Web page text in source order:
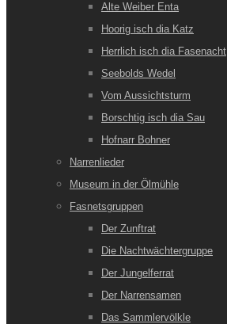
Alte Weiber Enta
Hoorig isch dia Katz
Herrlich isch dia Fasenacht
Seebolds Wedel
Vom Aussichtsturm
Borschtig isch dia Sau
Hofnarr Bohner
Narrenlieder
Museum in der Ölmühle
Fasnetsgruppen
Der Zunftrat
Die Nachtwächtergruppe
Der Jungelferrat
Der Narrensamen
Das Sammlervölkle